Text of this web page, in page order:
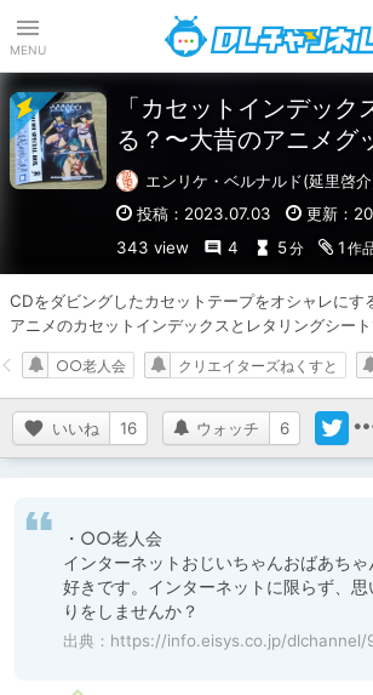
MENU
「カセットインデック
る？〜大昔のアニメグ
エンリケ・ベルナルド(延里啓
投稿：2023.07.03
更新：
343 view
4 5分 1 作
CDをダビングしたカセットテープをオシャレにす
アニメのカセットインデックスとレタリングシート
いいね 16 ウォッチ 6
○○老人会 クリエイターズねくすと
・○○老人会
インターネットおじいちゃんおばあち
好きです。インターネットに限らず、
りをしませんか？
出典： https://info.eisys.co.jp/dlchannel/